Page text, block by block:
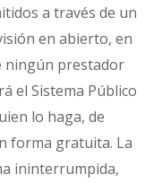
a través de un
en abierto, en
ningún prestador
el Sistema Público
lo haga, de
forma gratuita. La
ininterrumpida,